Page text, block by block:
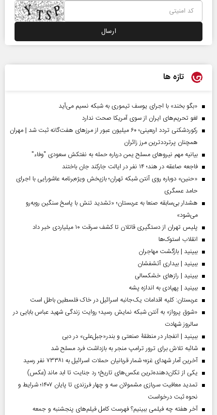
تازه ها
«بگو بخند» با اجرای یوسف تیموری به شبکه نسیم می‌آید
لغو تحریم‌های ایران از سوی آمریکا صحت ندارد
رکوردشکنی تردد اربعینی؛ ۶۰ میلیون عبور از مرزهای هفت‌گانه ثبت شد | مهران
همچنان پرترددترین مرز زائران
بیانیه مهم نیروهای مسلح یمن درباره حمله به نفتکش سعودی "وفاء"
فاجعه صاعقه در هند؛ ۱۴ نفر در ایالت جارکند جان باختند
«حنین» دوباره روی آنتن شبکه تهران؛ بازپخش ویژه‌برنامه عاشورایی با اجرای
حامد عسگری
هشدار بی‌سابقه صنعا به عربستان؛ «تشدید تنش با پاسخ سنگین روبه‌رو
می‌شود»
پلیس تهران از دستگیری قاتلان تا کشف سرقت ۱۰ میلیاردی خبر داد
انقلاب استوک‌ها
ببینید | بازگشت مهاجران
ببینید | بیداری آتشفشان
ببینید | رازهای خشکسالی
ببینید | پهپادی به اندازه پشه
عربستان: کلیه اقدامات یک‌جانبه اسرائیل در خاک فلسطین باطل است
«شوق پرواز» به آنتن شبکه نمایش رسید؛ روایت زندگی شهید عباس بابایی در
سالروز شهادت
ببینید | انفجار در منطقۀ صنعتی و بندر«جبل‌علی» در دبی
شائبه تلاش برای ترور ترامپ منجر به بازداشت فرد مسلح شد
آخرین آمار شهدای غزه؛ شمار قربانیان حملات اسرائیل به ۷۳۳۸۱ نفر رسید
یکی از تکان‌دهنده‌ترین عکس‌های تاریخ؛ رد جنایت تا ابد ماند (عکس)
تمدید معافیت سربازی مشمولان سه و چهار فرزندی تا پایان ۱۴۰۷؛ شرایط و
نحوه ثبت درخواست
آخر هفته چه فیلمی ببینیم؟ فهرست کامل فیلم‌های پنجشنبه و جمعه